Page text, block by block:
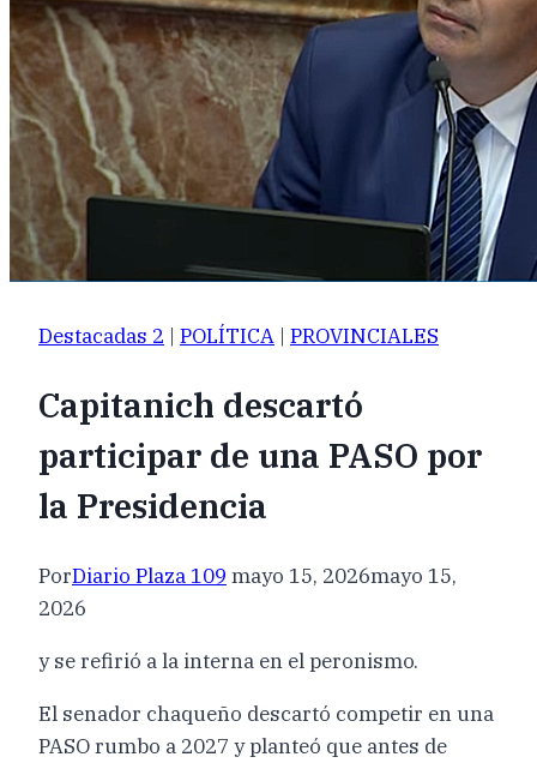
Destacadas 2 | POLÍTICA | PROVINCIALES
Capitanich descartó
participar de una PASO por
la Presidencia
PorDiario Plaza 109 mayo 15, 2026mayo 15,
2026
y se refirió a la interna en el peronismo.
El senador chaqueño descartó competir en una
PASO rumbo a 2027 y planteó que antes de